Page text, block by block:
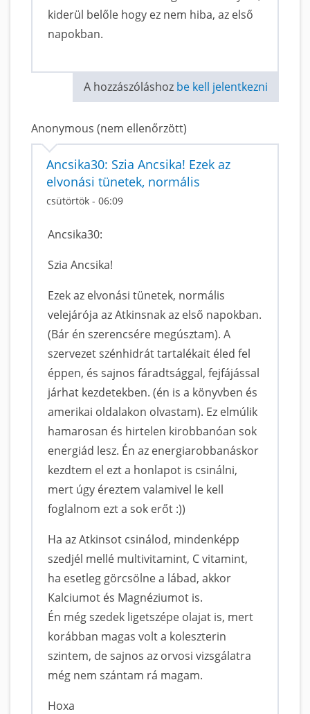
kiderül belőle hogy ez nem hiba, az első
napokban.
A hozzászóláshoz be kell jelentkezni
Anonymous (nem ellenőrzött)
Ancsika30: Szia Ancsika! Ezek az
elvonási tünetek, normális
csütörtök - 06:09
Ancsika30:
Szia Ancsika!
Ezek az elvonási tünetek, normális
velejárója az Atkinsnak az első napokban.
(Bár én szerencsére megúsztam). A
szervezet szénhidrát tartalékait éled fel
éppen, és sajnos fáradtsággal, fejfájással
járhat kezdetekben. (én is a könyvben és
amerikai oldalakon olvastam). Ez elmúlik
hamarosan és hirtelen kirobbanóan sok
energiád lesz. Én az energiarobbanáskor
kezdtem el ezt a honlapot is csinálni,
mert úgy éreztem valamivel le kell
foglalnom ezt a sok erőt :))
Ha az Atkinsot csinálod, mindenképp
szedjél mellé multivitamint, C vitamint,
ha esetleg görcsölne a lábad, akkor
Kalciumot és Magnéziumot is.
Én még szedek ligetszépe olajat is, mert
korábban magas volt a koleszterin
szintem, de sajnos az orvosi vizsgálatra
még nem szántam rá magam.
Hoxa